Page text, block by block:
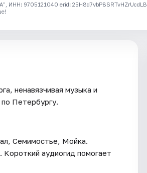
9705121040 erid: 25H8d7vbP8SRTvHZrUcdLB
ненавязчивая музыка и
Петербургу.
Семимостье, Мойка.
аудиогид помогает